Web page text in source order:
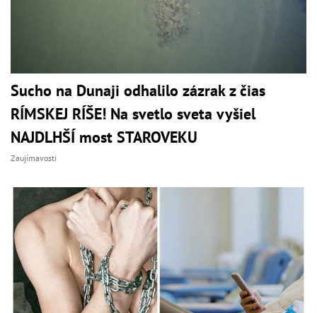
Sucho na Dunaji odhalilo zázrak z čias
RÍMSKEJ RÍŠE! Na svetlo sveta vyšiel
NAJDLHŠÍ most STAROVEKU
Zaujímavosti